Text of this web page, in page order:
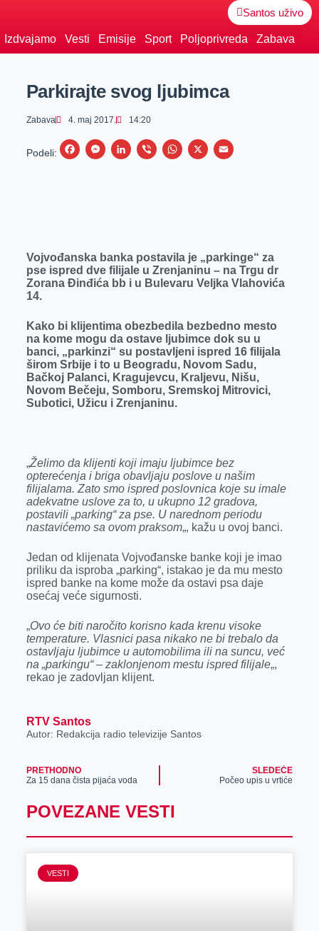
Santos uživo
Izdvajamo Vesti Emisije Sport Poljoprivreda Zabava
Parkirajte svog ljubimca
Zabava 4. maj 2017. 14:20
Podeli:
F
o
k
M
g
e
L
I
n
V
W
p
p
X
E
Vojvođanska banka postavila je „parkinge“ za
pse ispred dve filijale u Zrenjaninu – na Trgu dr
Zorana Đinđića bb i u Bulevaru Veljka Vlahovića
14.
Kako bi klijentima obezbedila bezbedno mesto
na kome mogu da ostave ljubimce dok su u
banci, „parkinzi“ su postavljeni ispred 16 filijala
širom Srbije i to u Beogradu, Novom Sadu,
Bačkoj Palanci, Kragujevcu, Kraljevu, Nišu,
Novom Bečeju, Somboru, Sremskoj Mitrovici,
Subotici, Užicu i Zrenjaninu.
„Želimo da klijenti koji imaju ljubimce bez
opterećenja i briga obavljaju poslove u našim
filijalama. Zato smo ispred poslovnica koje su imale
adekvatne uslove za to, u ukupno 12 gradova,
postavili „parking“ za pse. U narednom periodu
nastavićemo sa ovom praksom„, kažu u ovoj banci.
Jedan od klijenata Vojvođanske banke koji je imao
priliku da isproba „parking“, istakao je da mu mesto
ispred banke na kome može da ostavi psa daje
osećaj veće sigurnosti.
„Ovo će biti naročito korisno kada krenu visoke
temperature. Vlasnici pasa nikako ne bi trebalo da
ostavljaju ljubimce u automobilima ili na suncu, već
na „parkingu“ – zaklonjenom mestu ispred filijale„,
rekao je zadovljan klijent.
RTV Santos
Autor: Redakcija radio televizije Santos
PRETHODNO
Za 15 dana čista pijaća voda
SLEDEĆE
Počeo upis u vrtiće
POVEZANE VESTI
VESTI